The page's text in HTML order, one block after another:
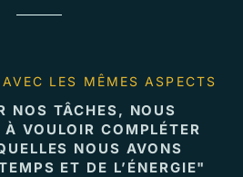
LES MÊMES ASPECTS
NOS TÂCHES, NOUS
VOULOIR COMPLÉTER
NOUS AVONS
ET DE L’ÉNERGIE"